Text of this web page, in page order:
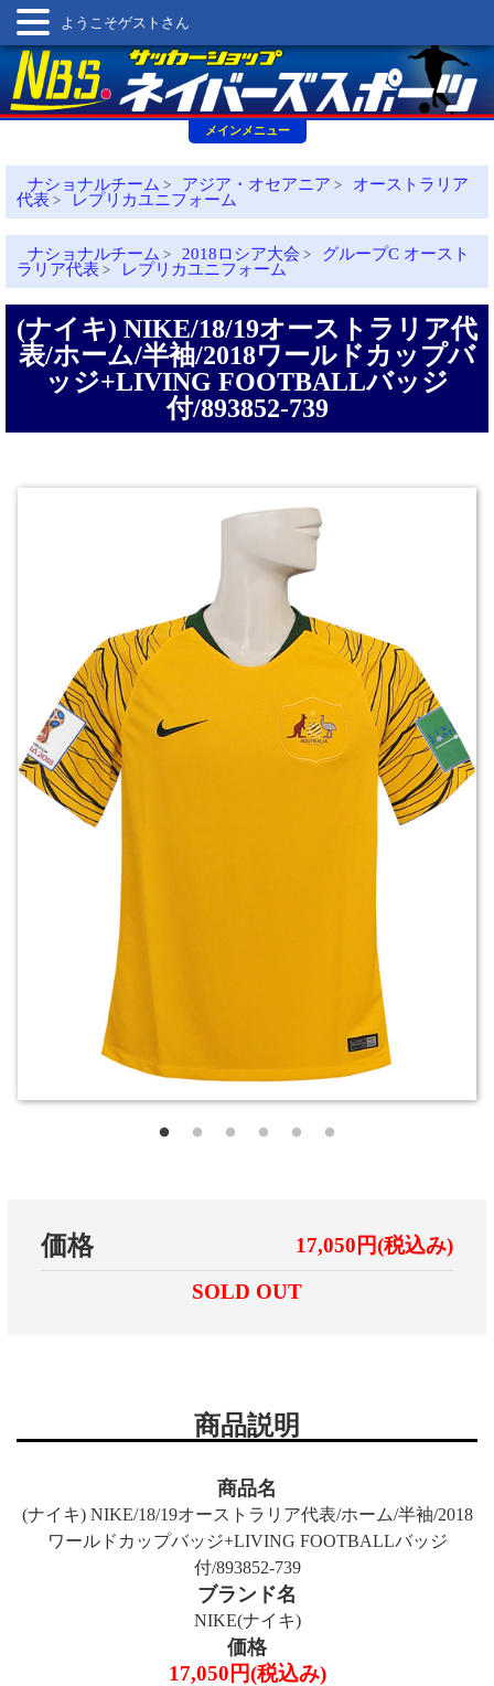
メインメニュー
ようこそゲストさん
ナショナルチーム > アジア・オセアニア >
オーストラリア
代表 > レプリカユニフォーム
ナショナルチーム > 2018ロシア大会 >
グループC オースト
ラリア代表 > レプリカユニフォーム
(ナイキ) NIKE/18/19オーストラリア代
表/ホーム/半袖/2018ワールドカップバ
ッジ+LIVING FOOTBALLバッジ
付/893852-739
価格
17,050円(税込み)
SOLD OUT
商品説明
商品名
(ナイキ) NIKE/18/19オーストラリア代表/ホーム/半袖/2018
ワールドカップバッジ+LIVING FOOTBALLバッジ
付/893852-739
ブランド名
NIKE(ナイキ)
価格
17,050円(税込み)